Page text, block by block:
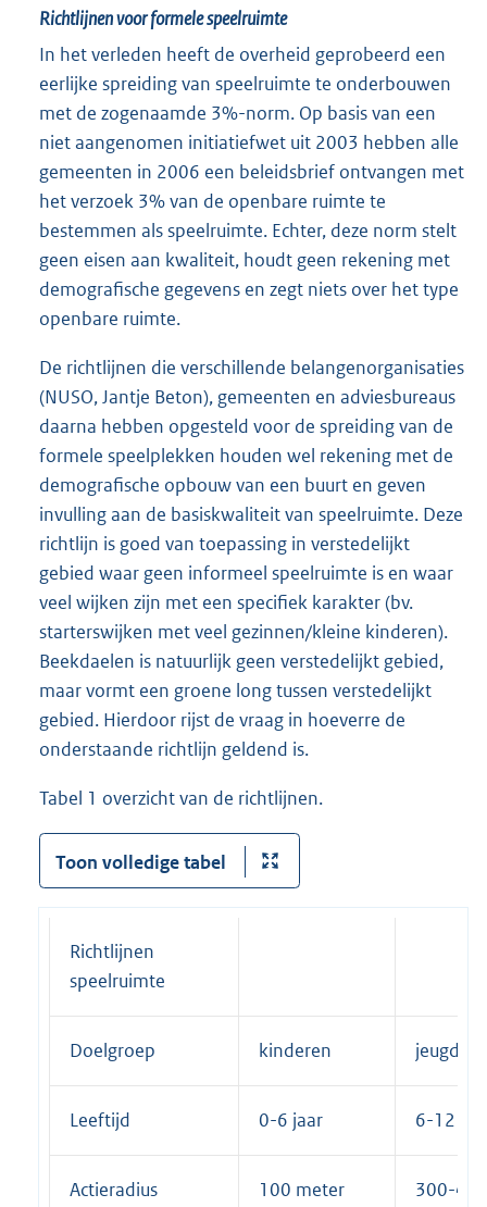
Richtlijnen voor formele speelruimte
In het verleden heeft de overheid geprobeerd een
eerlijke spreiding van speelruimte te onderbouwen
met de zogenaamde 3%-norm. Op basis van een
niet aangenomen initiatiefwet uit 2003 hebben alle
gemeenten in 2006 een beleidsbrief ontvangen met
het verzoek 3% van de openbare ruimte te
bestemmen als speelruimte. Echter, deze norm stelt
geen eisen aan kwaliteit, houdt geen rekening met
demografische gegevens en zegt niets over het type
openbare ruimte.
De richtlijnen die verschillende belangenorganisaties
(NUSO, Jantje Beton), gemeenten en adviesbureaus
daarna hebben opgesteld voor de spreiding van de
formele speelplekken houden wel rekening met de
demografische opbouw van een buurt en geven
invulling aan de basiskwaliteit van speelruimte. Deze
richtlijn is goed van toepassing in verstedelijkt
gebied waar geen informeel speelruimte is en waar
veel wijken zijn met een specifiek karakter (bv.
starterswijken met veel gezinnen/kleine kinderen).
Beekdaelen is natuurlijk geen verstedelijkt gebied,
maar vormt een groene long tussen verstedelijkt
gebied. Hierdoor rijst de vraag in hoeverre de
onderstaande richtlijn geldend is.
Tabel 1 overzicht van de richtlijnen.
Toon volledige tabel
Richtlijnen
speelruimte
Doelgroep kinderen jeugd
Leeftijd 0-6 jaar 6-12
Actieradius 100 meter
300-400